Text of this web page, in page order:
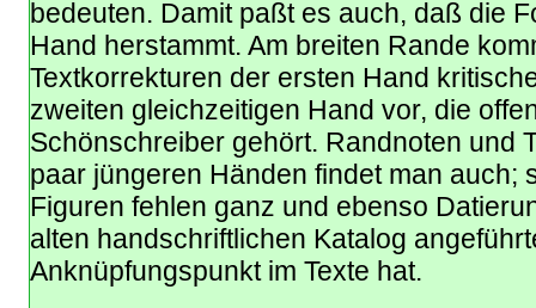
bedeuten. Damit paßt es auch, daß die
Hand herstammt. Am breiten Rande
Textkorrekturen der ersten Hand
zweiten gleichzeitigen Hand vor, die
Schönschreiber gehört. Randnoten und
paar jüngeren Händen findet man auch;
Figuren fehlen ganz und ebenso
alten handschriftlichen Katalog
Anknüpfungspunkt im Texte hat.